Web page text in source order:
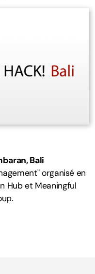
Bali
organisé en
Hub et Meaningful